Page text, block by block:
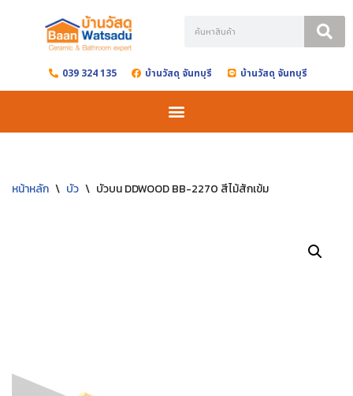
content 039 324 135 บ้านวัสดุ จันทบุรี บ้านวัสดุ จันทบุรี
หน้าหลัก \ บัว \ บัวบน DDWOOD BB-2270 สีไม้สักเข้ม